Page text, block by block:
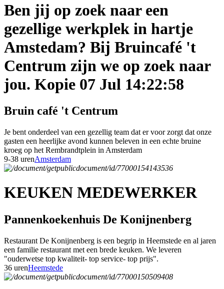
Ben jij op zoek naar een
gezellige werkplek in hartje
Amstedam? Bij Bruincafé 't
Centrum zijn we op zoek naar
jou. Kopie 07 Jul 14:22:58
Bruin café 't Centrum
Je bent onderdeel van een gezellig team dat er voor zorgt dat onze
gasten een heerlijke avond kunnen beleven in een echte bruine
kroeg op het Rembrandtplein in Amsterdam
9-38 urenAmsterdam
KEUKEN MEDEWERKER
Pannenkoekenhuis De Konijnenberg
Restaurant De Konijnenberg is een begrip in Heemstede en al jaren
een familie restaurant met een brede keuken. We leveren
"ouderwetse top kwaliteit- top service- top prijs".
36 urenHeemstede